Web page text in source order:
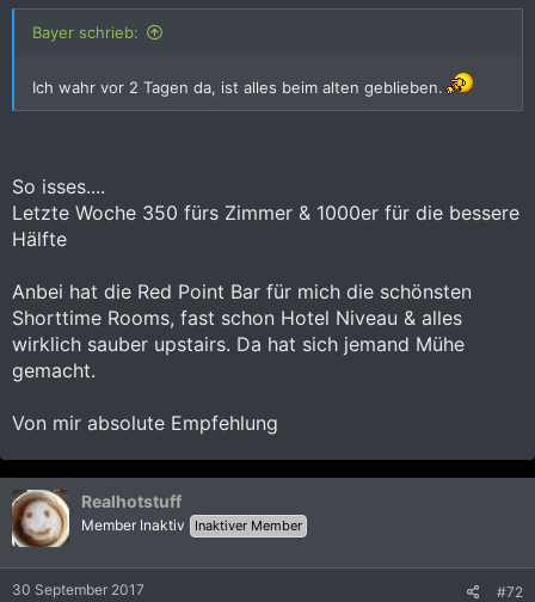
Bayer schrieb:
Ich wahr vor 2 Tagen da, ist alles beim alten geblieben.
So isses....
Letzte Woche 350 fürs Zimmer & 1000er für die bessere
Hälfte
Anbei hat die Red Point Bar für mich die schönsten
Shorttime Rooms, fast schon Hotel Niveau & alles
wirklich sauber upstairs. Da hat sich jemand Mühe
gemacht.
Von mir absolute Empfehlung
Realhotstuff
Member Inaktiv Inaktiver Member
30 September 2017 #72